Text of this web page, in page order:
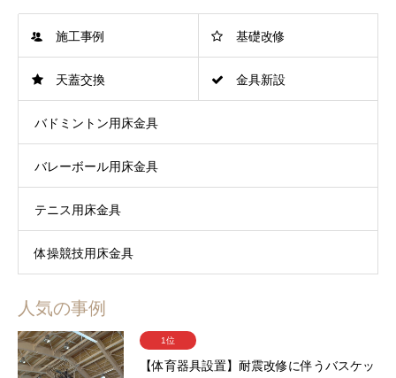
施工事例 基礎改修
天蓋交換 金具新設
バドミントン用床金具
バレーボール用床金具
テニス用床金具
体操競技用床金具
人気の事例
1位
【体育器具設置】耐震改修に伴うバスケッ